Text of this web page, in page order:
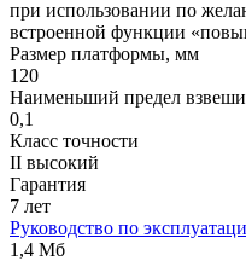
при использовании по
встроенной функции
Размер платформы, мм
120
Наименьший предел
0,1
Класс точности
II высокий
Гарантия
7 лет
Руководство по
1,4 Мб